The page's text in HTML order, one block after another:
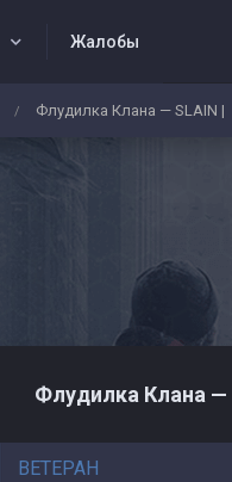
Жалобы
/ Флудилка Клана — SLAIN |
Флудилка Клана —
BETEPAH